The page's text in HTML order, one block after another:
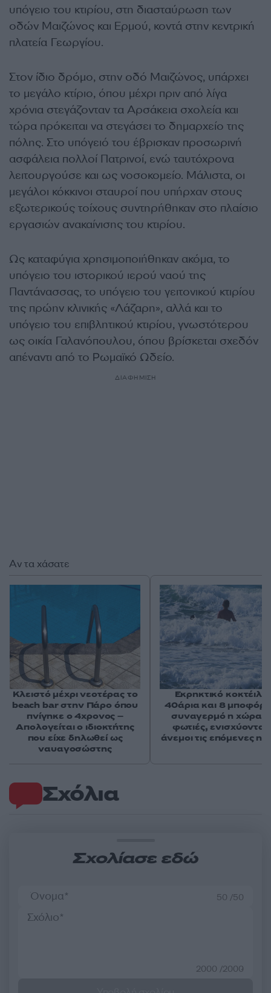
υπόγειο του κτιρίου, στη διασταύρωση των
οδών Μαιζώνος και Ερμού, κοντά στην κεντρική
πλατεία Γεωργίου.
Στον ίδιο δρόμο, στην οδό Μαιζώνος, υπάρχει
το μεγάλο κτίριο, όπου μέχρι πριν από λίγα
χρόνια στεγάζονταν τα Αρσάκεια σχολεία και
τώρα πρόκειται να στεγάσει το δημαρχείο της
πόλης. Στο υπόγειό του έβρισκαν προσωρινή
ασφάλεια πολλοί Πατρινοί, ενώ ταυτόχρονα
λειτουργούσε και ως νοσοκομείο. Μάλιστα, οι
μεγάλοι κόκκινοι σταυροί που υπήρχαν στους
εξωτερικούς τοίχους συντηρήθηκαν στο πλαίσιο
εργασιών ανακαίνισης του κτιρίου.
Ως καταφύγια χρησιμοποιήθηκαν ακόμα, το
υπόγειο του ιστορικού ιερού ναού της
Παντάνασσας, το υπόγειο του γειτονικού κτιρίου
της πρώην κλινικής «Λάζαρη», αλλά και το
υπόγειο του επιβλητικού κτιρίου, γνωστότερου
ως οικία Γαλανόπουλου, όπου βρίσκεται σχεδόν
απέναντι από το Ρωμαϊκό Ωδείο.
ΔΙΑΦΗΜΙΣΗ
Σχόλια
Σχολίασε εδώ
50 /50
2000 /2000
Αν τα χάσατε
Κλειστό μέχρι νεοτέρας το
beach bar στην Πάρο όπου
πνίγηκε ο 4χρονος –
Απολογείται ο ιδιοκτήτης
που είχε δηλωθεί ως
ναυαγοσώστης
Εκρηκτικό κοκτέιλ
40άρια και 8 μποφόρ
συναγερμό η χώρα
φωτιές, ενισχύονται
άνεμοι τις επόμενες